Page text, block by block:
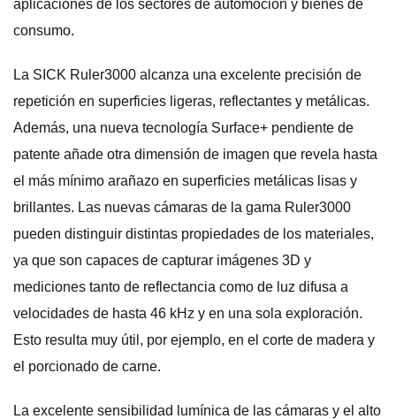
aplicaciones de los sectores de automoción y bienes de
consumo.
La SICK Ruler3000 alcanza una excelente precisión de
repetición en superficies ligeras, reflectantes y metálicas.
Además, una nueva tecnología Surface+ pendiente de
patente añade otra dimensión de imagen que revela hasta
el más mínimo arañazo en superficies metálicas lisas y
brillantes. Las nuevas cámaras de la gama Ruler3000
pueden distinguir distintas propiedades de los materiales,
ya que son capaces de capturar imágenes 3D y
mediciones tanto de reflectancia como de luz difusa a
velocidades de hasta 46 kHz y en una sola exploración.
Esto resulta muy útil, por ejemplo, en el corte de madera y
el porcionado de carne.
La excelente sensibilidad lumínica de las cámaras y el alto